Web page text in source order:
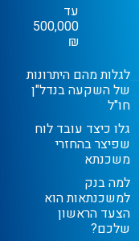
עד
500,000
₪
לגלות מהם היתרונות
של השקעה בנדל"ן
חו"ל
גלו כיצד עובד לוח
שפיצר בהחזרי
משכנתא
למה בנק
למשכנתאות הוא
הצעד הראשון
שלכם?